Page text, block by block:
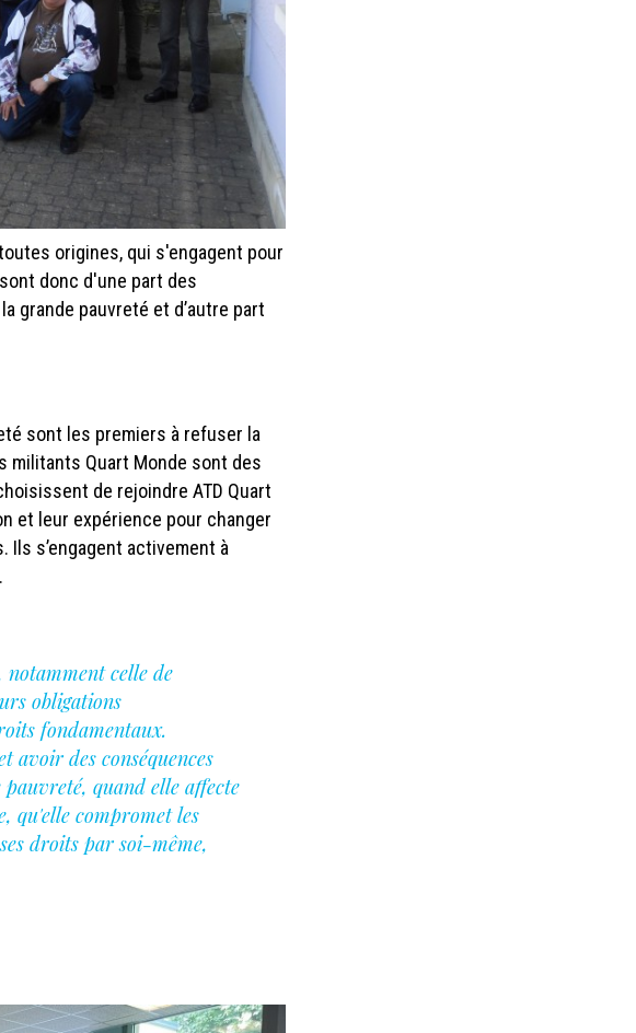
origines, qui s'engagent pour
donc d'une part des
grande pauvreté et d’autre part
sont les premiers à refuser la
militants Quart Monde sont des
de rejoindre ATD Quart
et leur expérience pour changer
s’engagent activement à
notamment celle de
obligations
fondamentaux.
avoir des conséquences
quand elle affecte
qu'elle compromet les
droits par soi-même,